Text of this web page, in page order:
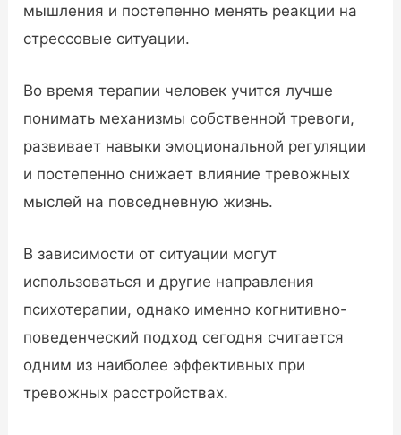
мышления и постепенно менять реакции на
стрессовые ситуации.
Во время терапии человек учится лучше
понимать механизмы собственной тревоги,
развивает навыки эмоциональной регуляции
и постепенно снижает влияние тревожных
мыслей на повседневную жизнь.
В зависимости от ситуации могут
использоваться и другие направления
психотерапии, однако именно когнитивно-
поведенческий подход сегодня считается
одним из наиболее эффективных при
тревожных расстройствах.